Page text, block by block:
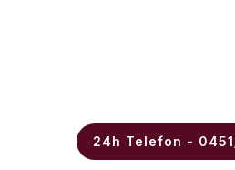
24h Telefon -